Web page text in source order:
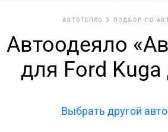
АВТОТЕПЛО ПОДБОР ПО
Автоодеяло
для Ford
Выбрать другой